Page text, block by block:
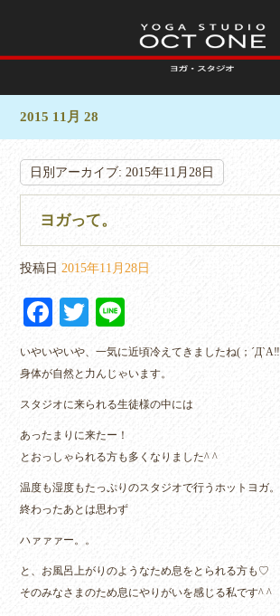
2015 11月 28
日別アーカイブ:2015年11月28日
ヨガって。
投稿日 2015年11月28日
Fa
ce
bo
ok
T
wi
tte
r
ne
いやいやいや、一気に近頃冷えてきましたね(；´Д`A‼︎
身体が自然と力んじゃいます。
スタジオに来られる生徒様の中には
あったまりに来たー！
とおっしゃられる方も多くなりました^ ^
温度も湿度もたっぷりのスタジオで行うホットヨガ。
終わったあとは思わず
ハァァァー。。
と、お風呂上がりのようなため息をとられる方も♡
そのみなさまのため息にやりがいを感じる私です^ ^